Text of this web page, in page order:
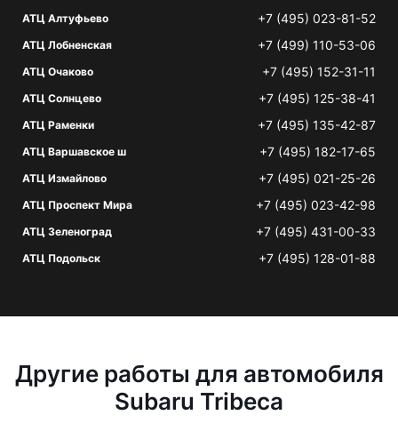
АТЦ Алтуфьево +7 (495) 023-81-52
АТЦ Лобненская +7 (499) 110-53-06
АТЦ Очаково +7 (495) 152-31-11
АТЦ Солнцево +7 (495) 125-38-41
АТЦ Раменки +7 (495) 135-42-87
АТЦ Варшавское ш +7 (495) 182-17-65
АТЦ Измайлово +7 (495) 021-25-26
АТЦ Проспект Мира +7 (495) 023-42-98
АТЦ Зеленоград +7 (495) 431-00-33
АТЦ Подольск +7 (495) 128-01-88
Другие работы для автомобиля
Subaru Tribeca